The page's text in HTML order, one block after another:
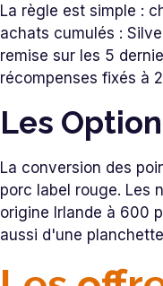
La règle est simple :
achats cumulés :
remise sur les 5
récompenses fixés à
Les
La conversion des
porc label rouge. Les
origine Irlande à 600
aussi d'une